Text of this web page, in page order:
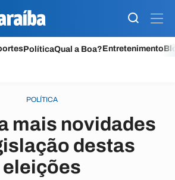
PolíticaQual a Boa?Entretenimento
POLÍTICA
mais novidades
destas
eleições